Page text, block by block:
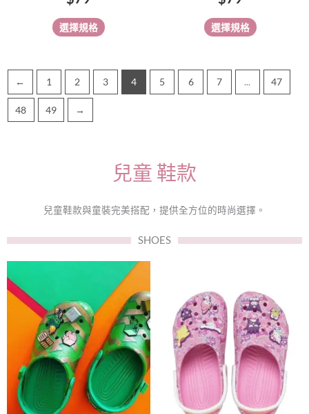
選擇規格
選
擇
項
選擇規格
選
擇
項
←
1 2 3 4 5 6 7 ... 47
48 49 →
兒童 鞋款
兒童鞋款與童裝完美搭配，提供全方位的時尚選擇。
SHOES
品
有
多
種
款
式。
可
品
有
多
種
款
式。
可